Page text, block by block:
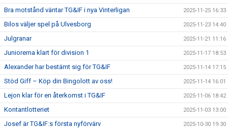
Bra motstånd väntar TG&IF i nya Vinterligan 2025-11-25 16:33
Bilos väljer spel på Ulvesborg 2025-11-23 14:40
Julgranar 2025-11-21 11:16
Juniorerna klart för division 1 2025-11-17 18:53
Alexander har bestämt sig för TG&IF 2025-11-14 17:15
Stöd Giff – Köp din Bingolott av oss! 2025-11-14 16:01
Lejon klar för en återkomst i TG&IF 2025-11-06 18:42
Kontantlotteriet 2025-11-03 13:00
Josef är TG&IF:s första nyförvärv 2025-10-30 19:30